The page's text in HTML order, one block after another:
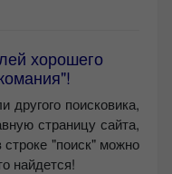
хорошего
поисковика,
страницу сайта,
строке "поиск" можно
найдется!